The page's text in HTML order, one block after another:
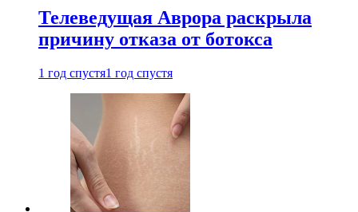
Телеведущая Аврора раскрыла
причину отказа от ботокса
1 год спустя1 год спустя